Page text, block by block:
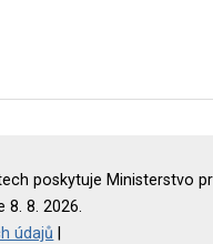
poskytuje Ministerstvo
8. 8. 2026.
údajů